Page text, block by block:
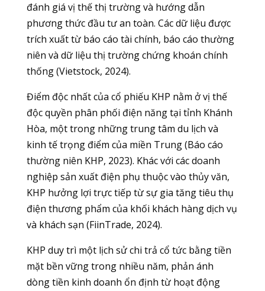
đánh giá vị thế thị trường và hướng dẫn
phương thức đầu tư an toàn. Các dữ liệu được
trích xuất từ báo cáo tài chính, báo cáo thường
niên và dữ liệu thị trường chứng khoán chính
thống (Vietstock, 2024).
Điểm độc nhất của cổ phiếu KHP nằm ở vị thế
độc quyền phân phối điện năng tại tỉnh Khánh
Hòa, một trong những trung tâm du lịch và
kinh tế trọng điểm của miền Trung (Báo cáo
thường niên KHP, 2023). Khác với các doanh
nghiệp sản xuất điện phụ thuộc vào thủy văn,
KHP hưởng lợi trực tiếp từ sự gia tăng tiêu thụ
điện thương phẩm của khối khách hàng dịch vụ
và khách sạn (FiinTrade, 2024).
KHP duy trì một lịch sử chi trả cổ tức bằng tiền
mặt bền vững trong nhiều năm, phản ánh
dòng tiền kinh doanh ổn định từ hoạt động